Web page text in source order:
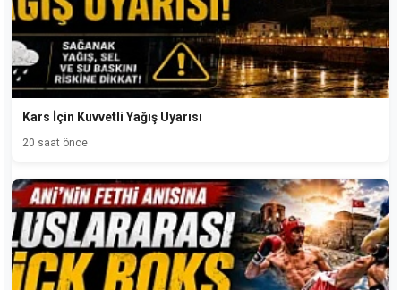
Kars İçin Kuvvetli Yağış Uyarısı
20 saat önce